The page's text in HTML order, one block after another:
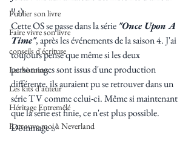
Publier son livre
Faire vivre son livre
conseils d'écriture
Les histoires
Les kits d'auteur
Héritage Entremêlé
Retrouve-moi à Neverland
!! ;)
Cette OS se passe dans la série "Once Upon A
Time", après les événements de la saison 4. J'ai
toujours pensé que même si les deux
personnages sont issus d'une production
différente, ils auraient pu se retrouver dans un
série TV comme celui-ci. Même si maintenant
que la série est finie, ce n'est plus possible.
Dommage :/